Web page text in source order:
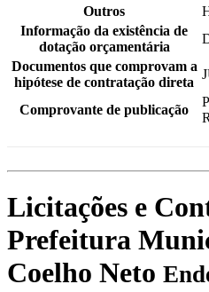
Outros
Informação da existência de
dotação orçamentária
Documentos que comprovam a
hipótese de contratação direta
Comprovante de publicação
Licitações e
Prefeitura
Coelho Neto